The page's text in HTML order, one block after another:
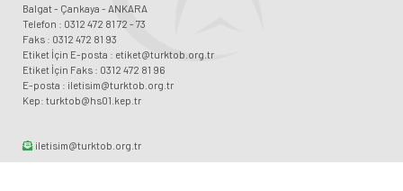
Balgat - Çankaya - ANKARA
Telefon : 0312 472 81 72 - 73
Faks : 0312 472 81 93
Etiket İçin E-posta : etiket@turktob.org.tr
Etiket İçin Faks : 0312 472 81 96
E-posta : iletisim@turktob.org.tr
Kep: turktob@hs01.kep.tr
iletisim@turktob.org.tr